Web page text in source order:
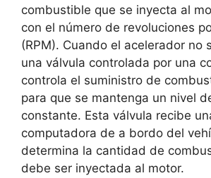
combustible que se inyecta al
con el número de revoluciones
(RPM). Cuando el acelerador no
una válvula controlada por una
controla el suministro de
para que se mantenga un nivel
constante. Esta válvula recibe
computadora de a bordo del
determina la cantidad de
debe ser inyectada al motor.